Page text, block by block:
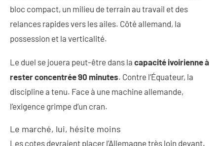
bloc compact, un milieu de terrain au travail et des
relances rapides vers les ailes. Côté allemand, la
possession et la verticalité.
Le duel se jouera peut-être dans la capacité ivoirienne à
rester concentrée 90 minutes. Contre l’Équateur, la
discipline a tenu. Face à une machine allemande,
l’exigence grimpe d’un cran.
Le marché, lui, hésite moins
Les cotes devraient placer l’Allemagne très loin devant.